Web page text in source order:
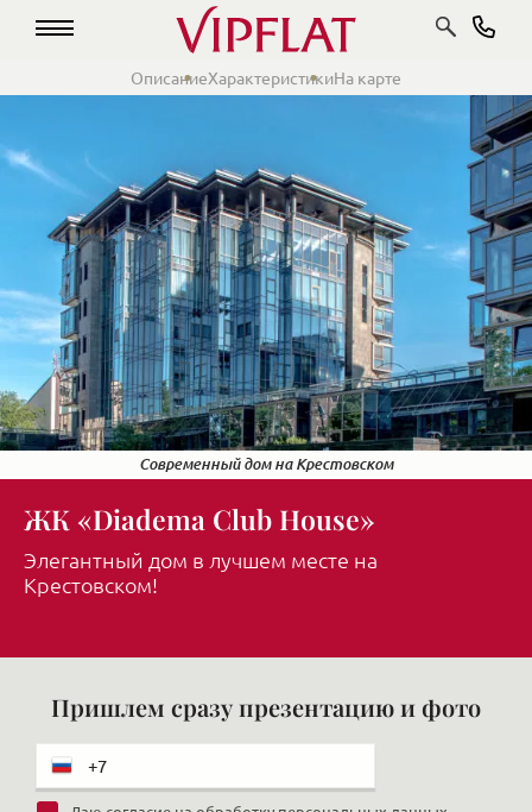
ОписаниеХарактеристикиНа карте
Современный дом на Крестовском
ЖК «Diadema Club House»
Элегантный дом в лучшем месте на
Крестовском!
Пришлем сразу презентацию и фото